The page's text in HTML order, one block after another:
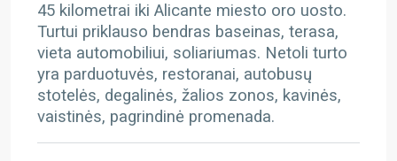
45 kilometrai iki Alicante miesto oro uosto.
Turtui priklauso bendras baseinas, terasa,
vieta automobiliui, soliariumas. Netoli turto
yra parduotuvės, restoranai, autobusų
stotelės, degalinės, žalios zonos, kavinės,
vaistinės, pagrindinė promenada.